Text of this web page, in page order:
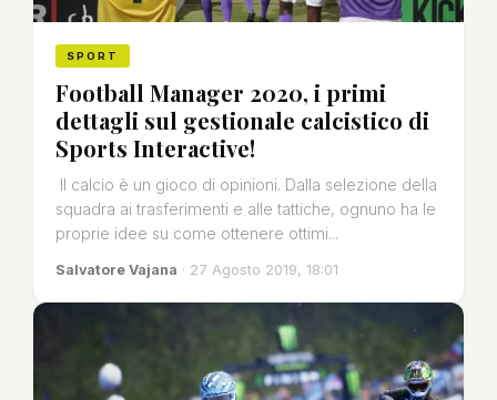
SPORT
Football Manager 2020, i primi
dettagli sul gestionale calcistico di
Sports Interactive!
Il calcio è un gioco di opinioni. Dalla selezione della
squadra ai trasferimenti e alle tattiche, ognuno ha le
proprie idee su come ottenere ottimi...
Salvatore Vajana · 27 Agosto 2019, 18:01